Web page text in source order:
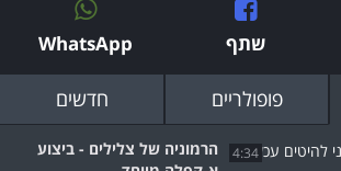
שתף WhatsApp
פופולריים חדשים
4:34
הרמוניה של צלילים - ביצוע